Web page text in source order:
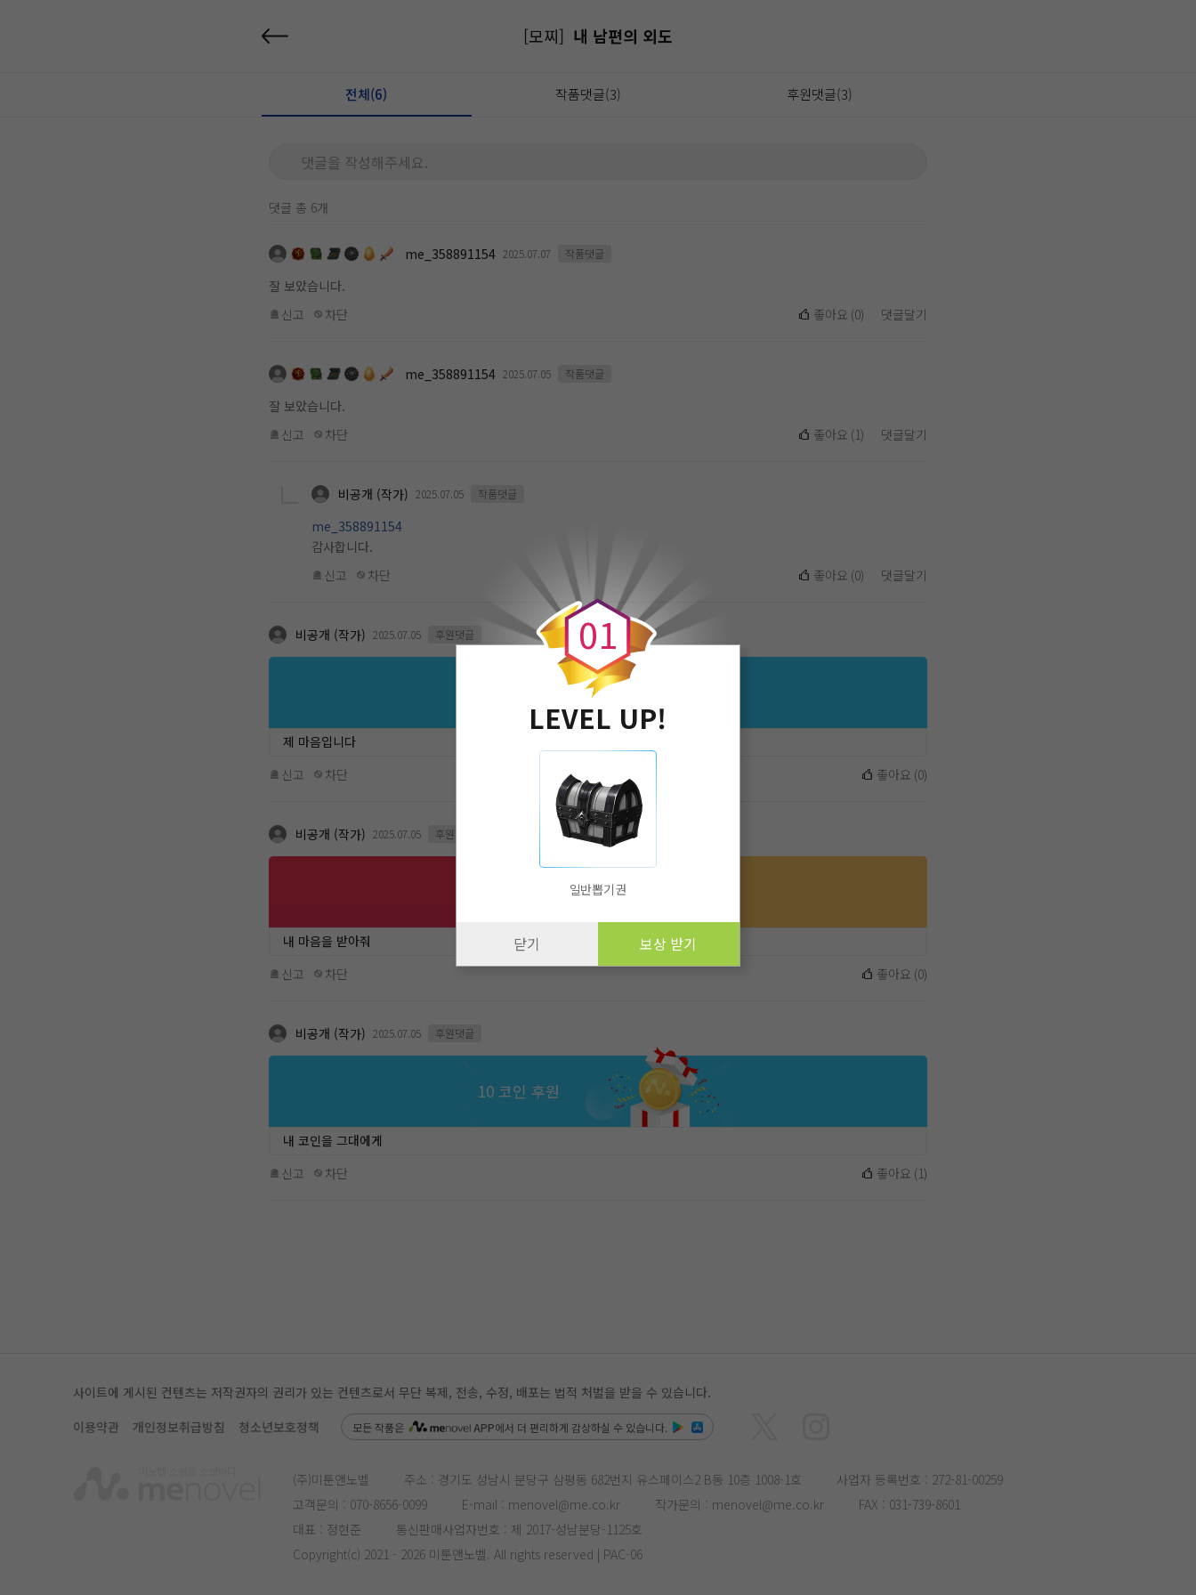
[모찌] 내 남편의 외도
전체(6) 작품댓글(3) 후원댓글(3)
댓글을 작성해주세요.
댓글 총 6개
me_358891154 2025.07.07 작품댓글
잘 보았습니다.
신고
차단 좋아요 (0) 댓글달기
me_358891154 2025.07.05 작품댓글
잘 보았습니다.
신고
차단 좋아요 (1) 댓글달기
비공개 (작가) 2025.07.05 작품댓글
me_358891154
감사합니다.
신고
차단 좋아요 (0) 댓글달기
비공개 (작가) 2025.07.05 후원댓글
제 마음입니다
신고
차단 좋아요 (0)
비공개 (작가) 2025.07.05 후원댓글
내 마음을 받아줘
신고
차단 좋아요 (0)
비공개 (작가) 2025.07.05 후원댓글
10 코인 후원
내 코인을 그대에게
신고
차단 좋아요 (1)
0
0
1
LEVEL UP!
일반뽑기권
닫기 보상 받기
사이트에 게시된 컨텐츠는 저작권자의 권리가 있는 컨텐츠로서 무단 복제, 전송, 수정, 배포는 법적 처벌을 받을 수 있습니다.
이용약관
개인정보취급방침 청소년보호정책 모든 작품은 APP에서 더 편리하게 감상하실 수 있습니다.
(주)미툰앤노벨 주소 : 경기도 성남시 분당구 삼평동 682번지 유스페이스2 B동 10층 1008-1호
사업자 등록번호 : 272-81-00259
고객문의 : 070-8656-0099 E-mail : menovel@me.co.kr 작가문의 : menovel@me.co.kr
FAX : 031-739-8601
대표 : 정현준
통신판매사업자번호 : 제 2017-성남분당-1125호
Copyright(c) 2021 - 2026 미툰앤노벨. All rights reserved | PAC-06